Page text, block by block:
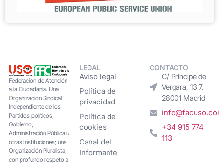
Federacion de Atención
a la Ciudadanía. Una
Organización Sindical
Independiente de los
Partidos políticos,
Gobierno,
Administración Pública u
otras Instituciones; una
Organización Pluralista,
con profundo respeto a
LEGAL
Aviso legal
Política de
privacidad
Política de
cookies
Canal del
Informante
CONTACTO
C/ Príncipe de
Vergara, 13 7.
28001 Madrid
+34 915 774
113